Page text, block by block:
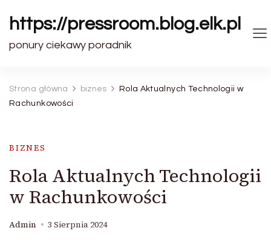
https://pressroom.blog.elk.pl
ponury ciekawy poradnik
Strona główna biznes
Rola Aktualnych Technologii w
Rachunkowości
BIZNES
Rola Aktualnych Technologii
w Rachunkowości
Admin 3 Sierpnia 2024